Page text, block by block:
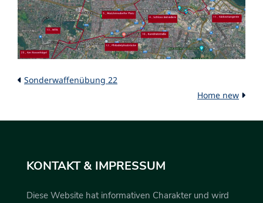
Sonderwaffenübung 22
Home new
KONTAKT & IMPRESSUM
Diese Website hat informativen Charakter und wird